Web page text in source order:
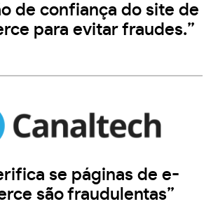
de confiança do site de
para evitar fraudes.”
se páginas de e-
são fraudulentas”